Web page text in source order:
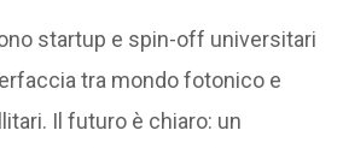
startup e spin-off universitari
tra mondo fotonico e
Il futuro è chiaro: un